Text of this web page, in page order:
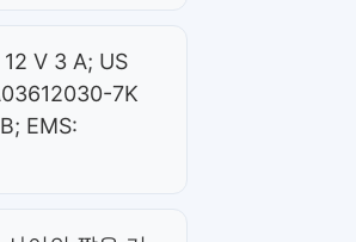
V 3 A; US
7K
EMS: